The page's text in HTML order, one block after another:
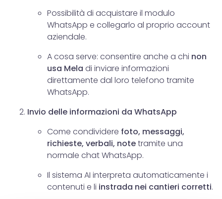
Possibilità di acquistare il modulo
WhatsApp e collegarlo al proprio account
aziendale.
A cosa serve: consentire anche a chi non
usa Mela di inviare informazioni
direttamente dal loro telefono tramite
WhatsApp.
Invio delle informazioni da WhatsApp
Come condividere foto, messaggi,
richieste, verbali, notetramite una
normale chat WhatsApp.
Il sistema AI interpreta automaticamente i
contenuti e li instrada nei cantieri corretti.